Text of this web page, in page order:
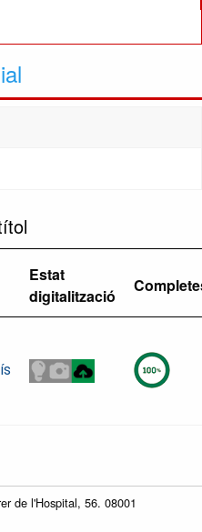
Estat
digitalització
de l'Hospital, 56. 08001